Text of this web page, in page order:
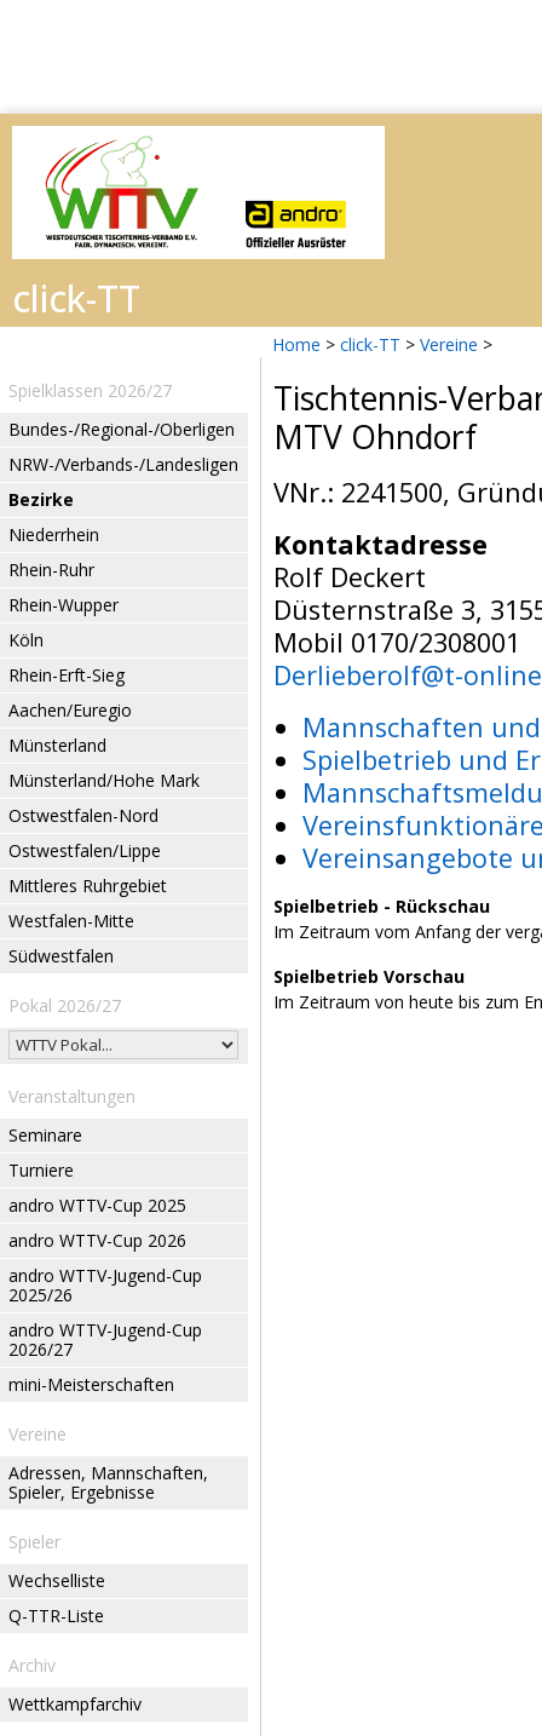
Home > click-TT > Vereine >
Spielklassen 2026/27
Bundes-/Regional-/Oberligen
NRW-/Verbands-/Landesligen
Bezirke
Niederrhein
Rhein-Ruhr
Rhein-Wupper
Köln
Rhein-Erft-Sieg
Aachen/Euregio
Münsterland
Münsterland/Hohe Mark
Ostwestfalen-Nord
Ostwestfalen/Lippe
Mittleres Ruhrgebiet
Westfalen-Mitte
Südwestfalen
Pokal 2026/27
Veranstaltungen
Seminare
Turniere
andro WTTV-Cup 2025
andro WTTV-Cup 2026
andro WTTV-Jugend-Cup
2025/26
andro WTTV-Jugend-Cup
2026/27
mini-Meisterschaften
Vereine
Adressen, Mannschaften,
Spieler, Ergebnisse
Spieler
Wechselliste
Q-TTR-Liste
Archiv
Wettkampfarchiv
Tischtennis-
MTV Ohndorf
VNr.: 2241500,
Kontaktadresse
Rolf Deckert
Düsternstraße 3,
Mobil 0170/2308001
Derlieberolf@t-
Mannschaften
Spielbetrieb und
Vereinsangebote
Spielbetrieb - Rückschau
Im Zeitraum vom Anfang der
Spielbetrieb Vorschau
Im Zeitraum von heute bis zum